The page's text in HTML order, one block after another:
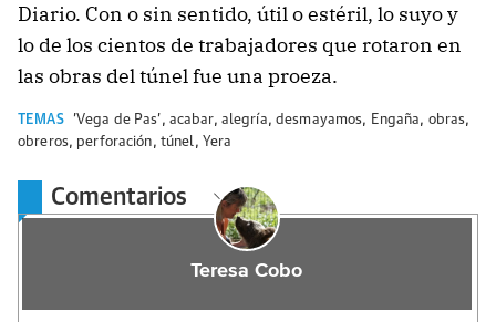
Diario. Con o sin sentido, útil o estéril, lo suyo y
lo de los cientos de trabajadores que rotaron en
las obras del túnel fue una proeza.
TEMAS 'Vega de Pas' , acabar, alegría, desmayamos, Engaña, obras,
obreros, perforación, túnel, Yera
Comentarios
Teresa Cobo